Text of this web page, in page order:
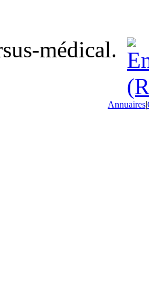
médical.
Annuaires|